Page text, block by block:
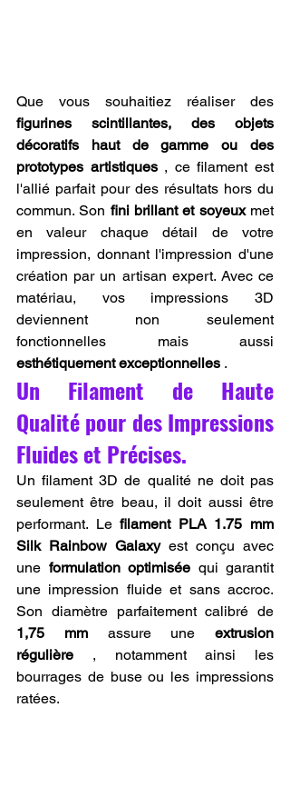
figurines scintillantes, des objets
décoratifs haut de gamme ou des
prototypes artistiques , ce filament est
l'allié parfait pour des résultats hors du
commun. Son fini brillant et soyeux met
en valeur chaque détail de votre
impression, donnant l'impression d'une
création par un artisan expert. Avec ce
matériau, vos impressions 3D
deviennent non seulement
esthétiquement exceptionnelles .
Un Filament de Haute
Qualité pour des Impressions
Fluides et Précises.
Un filament 3D de qualité ne doit pas
seulement être beau, il doit aussi être
performant. Le filament PLA 1.75 mm
Silk Rainbow Galaxy est conçu avec
une formulation optimisée qui garantit
une impression fluide et sans accroc.
1,75 mm assure une extrusion
régulière , notamment ainsi les
bourrages de buse ou les impressions
ratées.